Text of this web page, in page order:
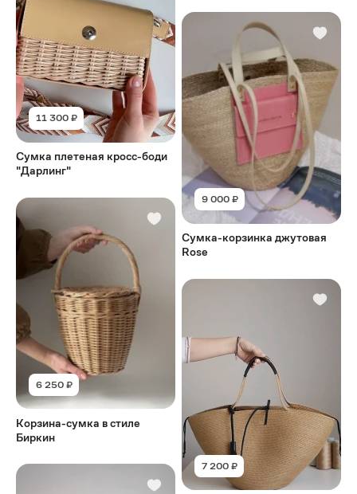
11 300 ₽
Сумка плетеная кросс-боди
"Дарлинг"
6 250 ₽
Корзина-сумка в стиле
Биркин
9 000 ₽
Сумка-корзинка джутовая
Rose
7 200 ₽